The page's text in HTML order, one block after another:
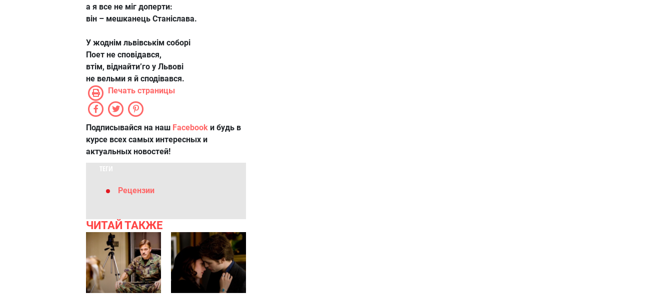
а я все не міг доперти:
він – мешканець Станіслава.
У жоднім львівськім соборі
Поет не сповідався,
втім, віднайти’го у Львові
не вельми я й сподівався.
Печать страницы
Подписывайся на наш Facebook и будь в
курсе всех самых интересных и
актуальных новостей!
ТЕГИ
Рецензии
ЧИТАЙ ТАКЖЕ